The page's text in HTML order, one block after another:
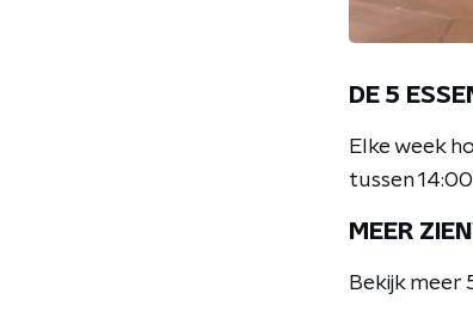
DE 5
Elke week
tussen
MEER
Bekijk meer